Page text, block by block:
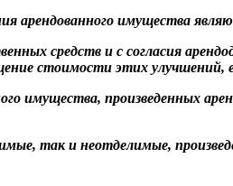
арендованного имущества
средств и с согласия
стоимости этих улучшений,
имущества, произведенных
так и неотделимые,